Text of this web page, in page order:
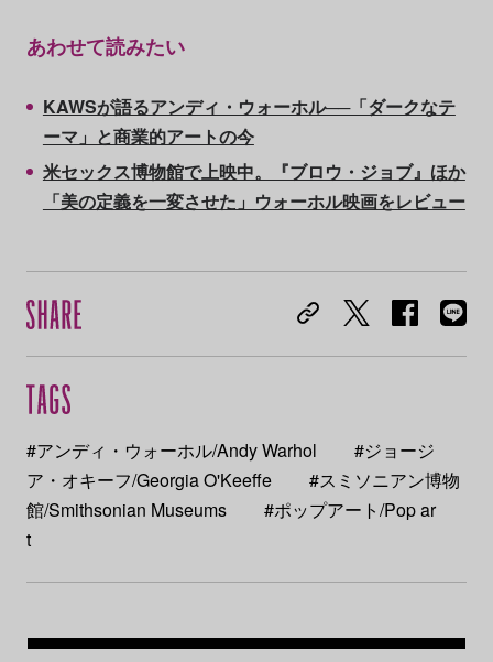
あわせて読みたい
KAWSが語るアンディ・ウォーホル──「ダークなテ
ーマ」と商業的アートの今
米セックス博物館で上映中。『ブロウ・ジョブ』ほか
「美の定義を一変させた」ウォーホル映画をレビュー
#アンディ・ウォーホル/Andy Warhol
#ジョージ
ア・オキーフ/Georgia O'Keeffe
#スミソニアン博物
館/Smithsonian Museums
#ポップアート/Pop ar
t